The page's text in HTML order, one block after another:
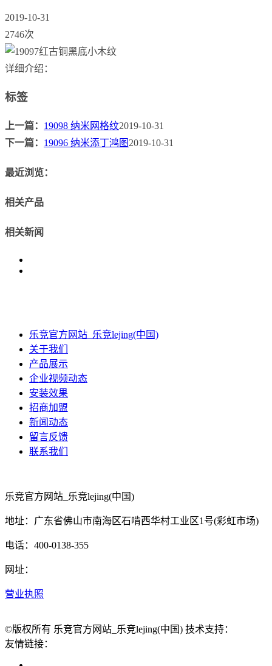
2019-10-31
2746次
详细介绍：
标签
上一篇： 19098 纳米网格纹2019-10-31
下一篇： 19096 纳米添丁鸿图 2019-10-31
最近浏览：
相关产品
相关新闻
乐竞官方网站_乐竞lejing(中国)
关于我们
产品展示
企业视频动态
安装效果
招商加盟
新闻动态
留言反馈
联系我们
乐竞官方网站_乐竞lejing(中国)
地址：广东省佛山市南海区石啃西华村工业区1号(彩虹市场)
电话：400-0138-355
网址：
营业执照
©版权所有 乐竞官方网站_乐竞lejing(中国) 技术支持：
友情链接：